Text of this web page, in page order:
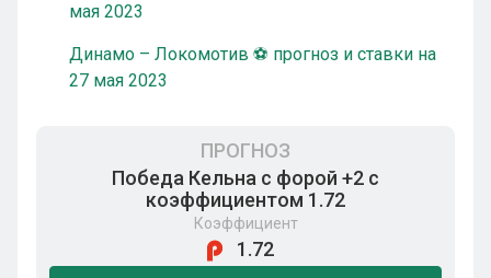
мая 2023
Динамо – Локомотив ⚽ прогноз и ставки на
27 мая 2023
ПРОГНОЗ
Победа Кельна с форой +2 с
коэффициентом 1.72
Коэффициент
1.72